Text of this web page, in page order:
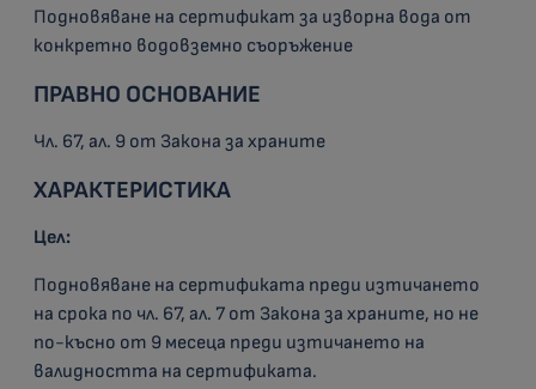
Подновяване на сертификат за изворна вода от
конкретно водовземно съоръжение
ПРАВНО ОСНОВАНИЕ
Чл. 67, ал. 9 от Закона за храните
ХАРАКТЕРИСТИКА
Цел:
Подновяване на сертификата преди изтичането
на срока по чл. 67, ал. 7 от Закона за храните, но не
по-късно от 9 месеца преди изтичането на
валидността на сертификата.